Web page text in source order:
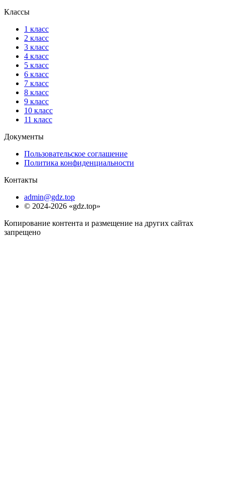
Классы
1 класс
2 класс
3 класс
4 класс
5 класс
6 класс
7 класс
8 класс
9 класс
10 класс
11 класс
Документы
Пользовательское соглашение
Политика конфиденциальности
Контакты
admin@gdz.top
© 2024-2026 «gdz.top»
Копирование контента и размещение на других сайтах
запрещено